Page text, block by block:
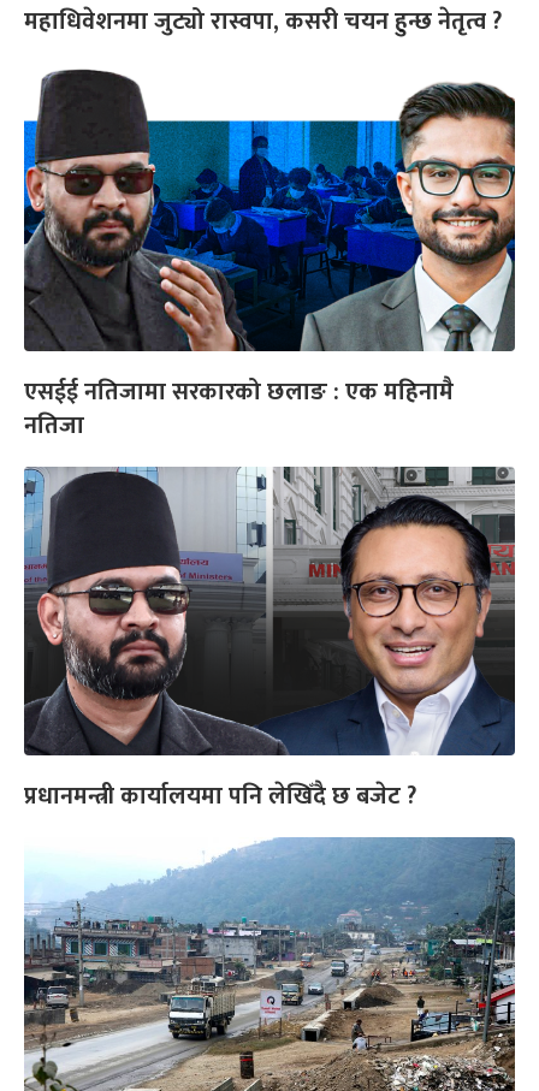
महाधिवेशनमा जुट्यो रास्वपा, कसरी चयन हुन्छ नेतृत्व ?
एसईई नतिजामा सरकारको छलाङ : एक महिनामै
नतिजा
प्रधानमन्त्री कार्यालयमा पनि लेखिँदै छ बजेट ?